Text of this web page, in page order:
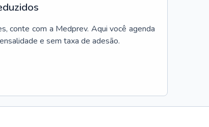
, conte com a Medprev. Aqui você agenda
e sem taxa de adesão.